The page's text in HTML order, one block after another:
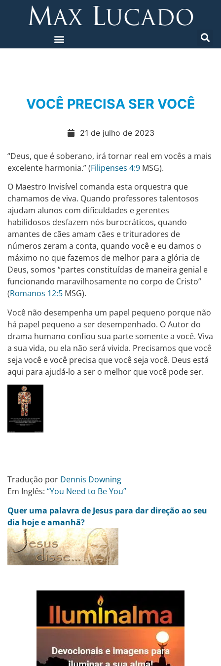
VOCÊ PRECISA SER VOCÊ
21 de julho de 2023
“Deus, que é soberano, irá tornar real em vocês a mais
excelente harmonia.” (Filipenses 4:9 MSG).
O Maestro Invisível comanda esta orquestra que
chamamos de viva. Quando professores talentosos
ajudam alunos com dificuldades e gerentes
habilidosos desfazem nós burocráticos, quando
amantes de cães amam cães e trituradores de
números zeram a conta, quando você e eu damos o
máximo no que fazemos de melhor para a glória de
Deus, somos “partes constituídas de maneira genial e
funcionando maravilhosamente no corpo de Cristo”
(Romanos 12:5 MSG).
Você não desempenha um papel pequeno porque não
há papel pequeno a ser desempenhado. O Autor do
drama humano confiou sua parte somente a você. Viva
a sua vida, ou ela não será vivida. Precisamos que você
seja você e você precisa que você seja você. Deus está
aqui para ajudá-lo a ser o melhor que você pode ser.
Tradução por Dennis Downing
Em Inglês: “You Need to Be You”
Quer uma palavra de Jesus para dar direção ao seu
dia hoje e amanhã?